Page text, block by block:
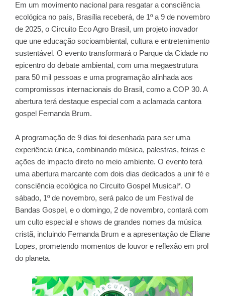
Em um movimento nacional para resgatar a consciência
ecológica no país, Brasília receberá, de 1º a 9 de novembro
de 2025, o Circuito Eco Agro Brasil, um projeto inovador
que une educação socioambiental, cultura e entretenimento
sustentável. O evento transformará o Parque da Cidade no
epicentro do debate ambiental, com uma megaestrutura
para 50 mil pessoas e uma programação alinhada aos
compromissos internacionais do Brasil, como a COP 30. A
abertura terá destaque especial com a aclamada cantora
gospel Fernanda Brum.
A programação de 9 dias foi desenhada para ser uma
experiência única, combinando música, palestras, feiras e
ações de impacto direto no meio ambiente. O evento terá
uma abertura marcante com dois dias dedicados a unir fé e
consciência ecológica no Circuito Gospel Musical*. O
sábado, 1º de novembro, será palco de um Festival de
Bandas Gospel, e o domingo, 2 de novembro, contará com
um culto especial e shows de grandes nomes da música
cristã, incluindo Fernanda Brum e a apresentação de Eliane
Lopes, prometendo momentos de louvor e reflexão em prol
do planeta.